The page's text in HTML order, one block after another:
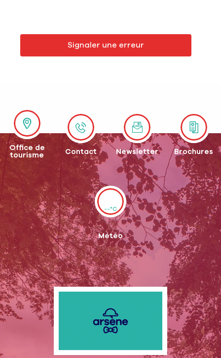
Signaler une erreur
Office de
tourisme
Contact Newsletter Brochures
--°C
Météo